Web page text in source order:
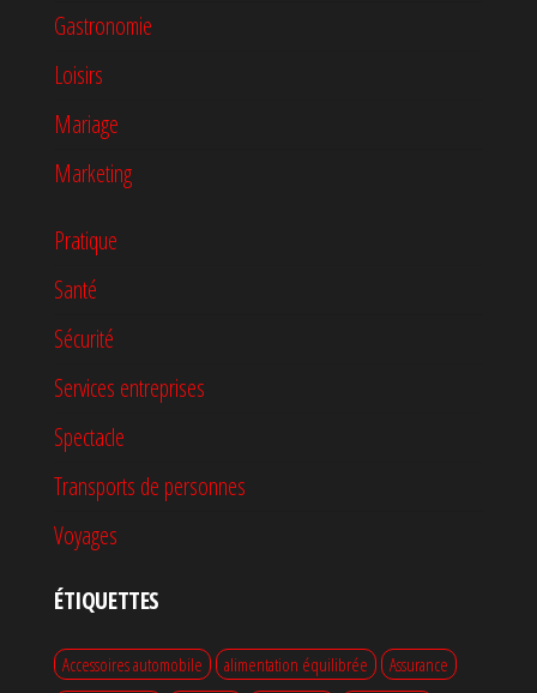
Gastronomie
Loisirs
Mariage
Marketing
Pratique
Santé
Sécurité
Services entreprises
Spectacle
Transports de personnes
Voyages
ÉTIQUETTES
Accessoires automobile alimentation équilibrée
Assurance